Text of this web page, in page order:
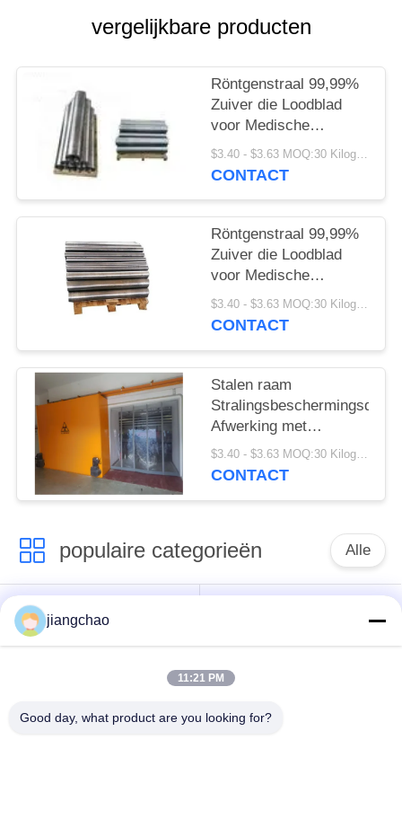
vergelijkbare producten
Röntgenstraal 99,99%
Zuiver die Loodblad
voor Medische
Beveiliging wordt
aangepast
$3.40 - $3.63 MOQ:30 Kilogram/Kilogram
CONTACT
Röntgenstraal 99,99%
Zuiver die Loodblad
voor Medische
Beveiliging wordt
aangepast
$3.40 - $3.63 MOQ:30 Kilogram/Kilogram
CONTACT
Stalen raam
Stralingsbeschermingsdeur
Afwerking met
poedercoating of
roestvrij staal
$3.40 - $3.63 MOQ:30 Kilogram/Kilogram
CONTACT
populaire categorieën Alle
De Bladen van de
loodbeveiliging
jiangchao
11:21 PM
Good day, what product are you looking for?